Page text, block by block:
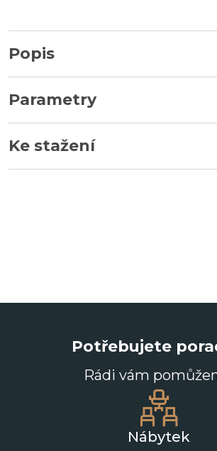
Popis
Parametry
Ke stažení
Potřebujete
Rádi vám
Nábytek